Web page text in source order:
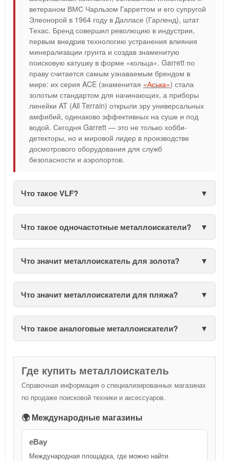
ветераном ВМС Чарльзом Гарреттом и его супругой
Элеонорой в 1964 году в Далласе (Гарленд), штат
Техас. Бренд совершил революцию в индустрии,
первым внедрив технологию устранения влияния
минерализации грунта и создав знаменитую
поисковую катушку в форме «кольца». Garrett по
праву считается самым узнаваемым брендом в
мире: их серия ACE (знаменитая «Аська») стала
золотым стандартом для начинающих, а приборы
линейки AT (All Terrain) открыли эру универсальных
амфибий, одинаково эффективных на суше и под
водой. Сегодня Garrett — это не только хобби-
детекторы, но и мировой лидер в производстве
досмотрового оборудования для служб
безопасности и аэропортов.
Что такое VLF?
Что такое одночастотные металлоискатели?
Что значит металлоискатель для золота?
Что значит металлоискатели для пляжа?
Что такое аналоговые металлоискатели?
Где купить металлоискатель
Справочная информация о специализированных магазинах
по продаже поисковой техники и аксессуаров.
🌍 Международные магазины
eBay
Международная площадка, где можно найти